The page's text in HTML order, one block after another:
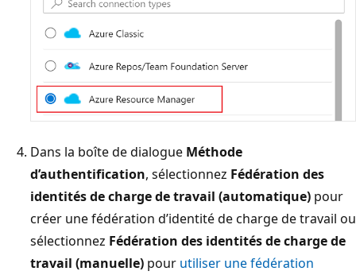
Dans la boîte de dialogue Méthode
d’authentification, sélectionnez Fédération des
identités de charge de travail (automatique) pour
créer une fédération d’identité de charge de travail ou
sélectionnez Fédération des identités de charge de
travail (manuelle) pour utiliser une fédération